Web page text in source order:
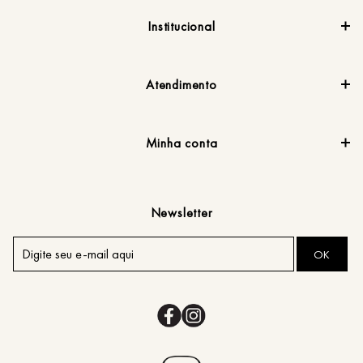
Institucional
Atendimento
Minha conta
Newsletter
OK